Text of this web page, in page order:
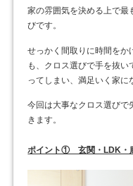
家の雰囲気を決める上で最
びです。
せっかく間取りに時間をか
も、クロス選びで手を抜
ってしまい、満足いく家に
今回は大事なクロス選びで
きます。
ポイント① 玄関・LDK・